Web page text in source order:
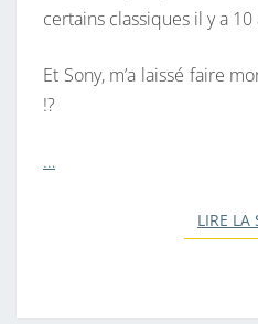
S
N
E
certains classiques il y a 10
Et Sony, m’a laissé faire
!?
…
LIRE LA